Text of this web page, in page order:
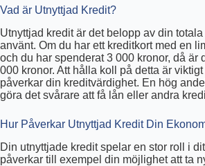
Vad är Utnyttjad Kredit?
Utnyttjad kredit är det belopp av din
använt. Om du har ett kreditkort med en
och du har spenderat 3 000 kronor, då är
000 kronor. Att hålla koll på detta är
påverkar din kreditvärdighet. En hög
göra det svårare att få lån eller andra
Hur Påverkar Utnyttjad Kredit Din
Din utnyttjade kredit spelar en stor roll i
påverkar till exempel din möjlighet att ta